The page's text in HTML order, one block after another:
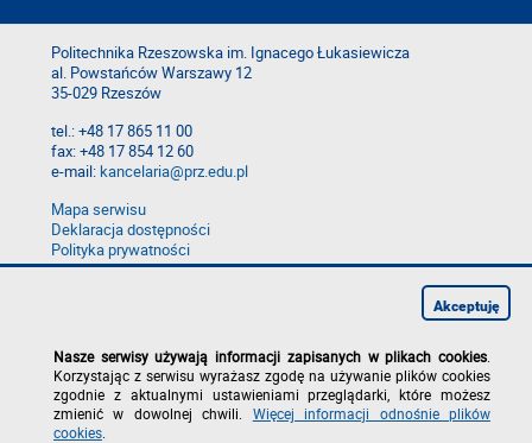
Politechnika Rzeszowska im. Ignacego Łukasiewicza
al. Powstańców Warszawy 12
35-029 Rzeszów
tel.: +48 17 865 11 00
fax: +48 17 854 12 60
e-mail:kancelaria@prz.edu.pl
Mapa serwisu
Deklaracja dostępności
Polityka prywatności
Zgłoś błąd na stronie
Nasze serwisy używają informacji zapisanych w plikach cookies
Korzystając z serwisu wyrażasz zgodę na używanie plików cookies
zgodnie z aktualnymi ustawieniami przeglądarki, które możesz
zmienić w dowolnej chwili. Więcej informacji odnośnie plików
cookies
Akceptuję